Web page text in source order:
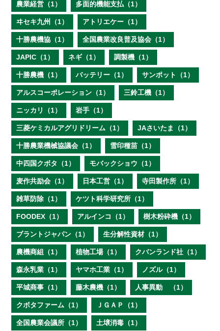
農業経営（1） 多面的機能支払（1）
ヰセキ九州（1） アトリエケー（1）
十勝農機協（1） 全国農業改良普及協会（1）
JAPIC（1） ネギ（1） 調製機（1）
十勝農機（1） バッテリー（1） サンポット（1）
アルスコーポレーション（1） 三鈴工機（1）
ニッカリ（1） 岩手（1）
三菱ケミカルアグリドリーム（1） JAさいたま（1）
十勝農業機械協議会（1） 雪印種苗（1）
中四国クボタ（1） モバックショウ（1）
麦作共励会（1） 日本工営（1） 寺田製作所（1）
雑草防除（1） ケツト科学研究所（1）
FOODEX（1） アルインコ（1） 樹木粉砕機（1）
ブラントジャパン（1） 生分解性資材（1）
農機商組（1） 植物工場（1） クバンランド社（1）
森永乳業（1） ヤマホ工業（1） ノズル（1）
平城商事（1） 藤木農機（1） 人事異動 （1）
クボタファーム（1） ＪＧＡＰ（1）
全国農業会議所（1） 土壌消毒（1）